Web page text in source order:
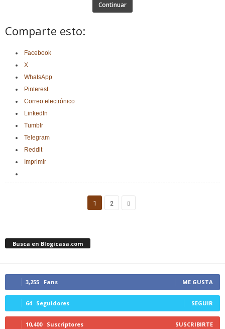
Continuar
Comparte esto:
Facebook
X
WhatsApp
Pinterest
Correo electrónico
LinkedIn
Tumblr
Telegram
Reddit
Imprimir
1 2
Busca en Blogicasa.com
3,255 Fans ME GUSTA
64 Seguidores SEGUIR
10,400 Suscriptores SUSCRIBIRTE